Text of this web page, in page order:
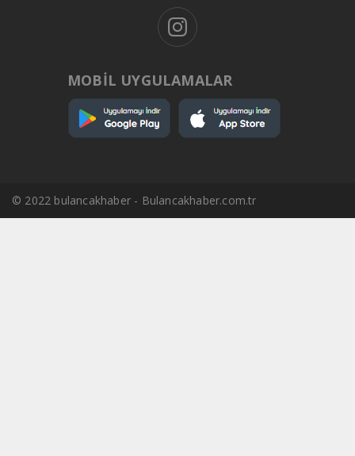
MOBİL UYGULAMALAR
© 2022 bulancakhaber - Bulancakhaber.com.tr